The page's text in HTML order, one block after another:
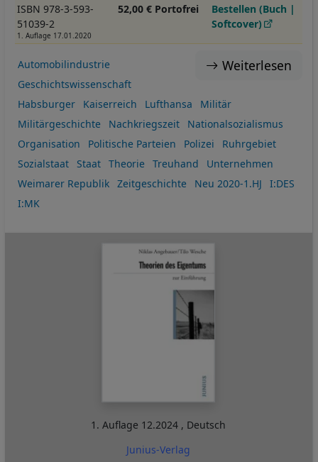
ISBN 978-3-593-
51039-2
1. Auflage 17.01.2020
52,00 € Portofrei
Bestellen (Buch |
Softcover)
Weiterlesen
Automobilindustrie
Geschichtswissenschaft
Habsburger
Kaiserreich Lufthansa
Militär
Militärgeschichte
Nachkriegszeit
Nationalsozialismus
Organisation
Politische Parteien Polizei
Ruhrgebiet
Sozialstaat
Staat Theorie Treuhand
Unternehmen
Weimarer Republik
Zeitgeschichte Neu 2020-1.HJ
I:DES
I:MK
1. Auflage 12.2024 , Deutsch
Junius-Verlag